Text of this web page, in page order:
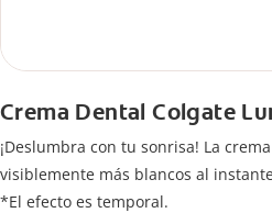
Crema Dental Colgate
¡Deslumbra con tu sonrisa! La
visiblemente más blancos al
*El efecto es temporal.